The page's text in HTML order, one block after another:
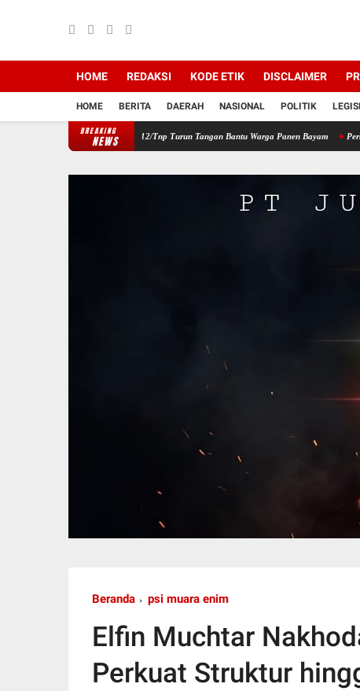
HOME REDAKSI KODE ETIK DISCLAIMER
HOME BERITA DAERAH NASIONAL POLITIK
BREAKING
NEWS
Babinsa Koramil 12/Tnp Turun Tangan Bantu Warga Panen Bayam Perkuat Sinergi
Beranda psi muara enim
Elfin Muchtar
Perkuat Struktur